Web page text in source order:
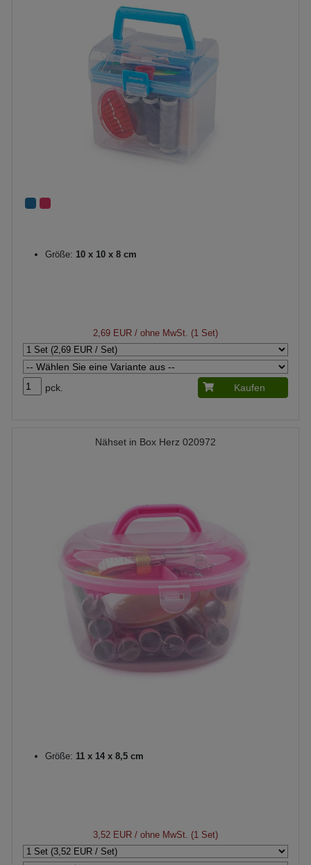
Größe: 10 x 10 x 8 cm
2,69 EUR / ohne MwSt. (1 Set)
pck. Kaufen
Nähset in Box Herz 020972
Größe: 11 x 14 x 8,5 cm
3,52 EUR / ohne MwSt. (1 Set)